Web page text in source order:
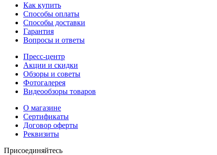
Как купить
Способы оплаты
Способы доставки
Гарантия
Вопросы и ответы
Пресс-центр
Акции и скидки
Обзоры и советы
Фотогалерея
Видеообзоры товаров
О магазине
Сертификаты
Договор оферты
Реквизиты
Присоединяйтесь